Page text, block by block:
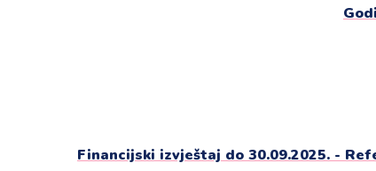
Financijski izvještaj do 30.09.2025. -